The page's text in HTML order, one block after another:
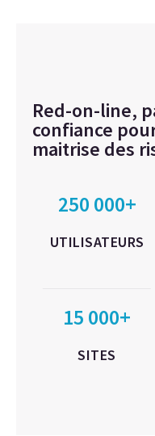
Red-on-line,
confiance
maitrise des
250 000+
UTILISATEURS
15 000+
SITES